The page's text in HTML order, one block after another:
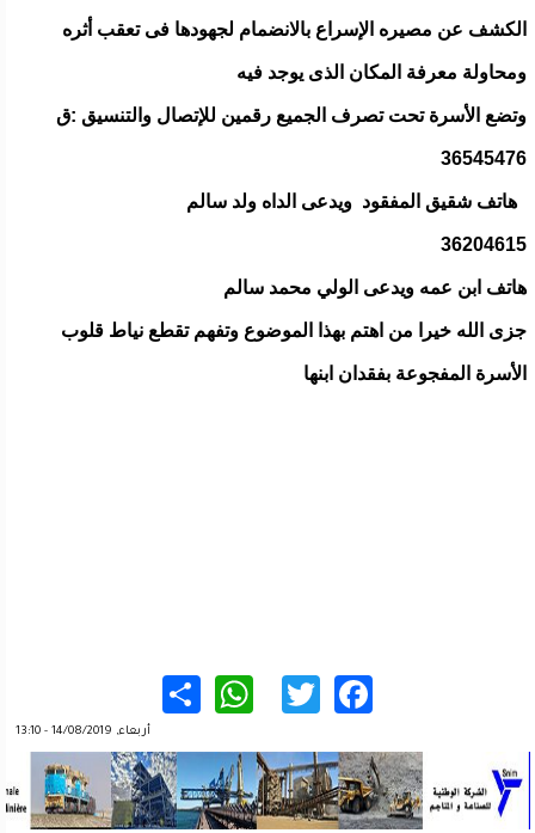
الكشف عن مصيره الإسراع بالانضمام لجهودها فى تعقب أثره
ومحاولة معرفة المكان الذى يوجد فيه
وتضع الأسرة تحت تصرف الجميع رقمين للإتصال والتنسيق :ق
36545476
هاتف شقيق المفقود ويدعى الداه ولد سالم
36204615
هاتف ابن عمه ويدعى الولي محمد سالم
جزى الله خيرا من اهتم بهذا الموضوع وتفهم تقطع نياط قلوب
الأسرة المفجوعة بفقدان ابنها
Facebook
Twitter
WhatsApp
أربعاء, 14/08/2019 - 13:10